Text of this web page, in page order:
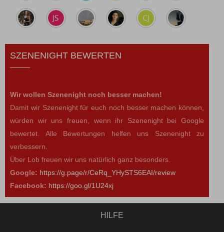
SZENENIGHT BEWERTEN
Wir wollen Szenenight noch besser machen!
Damit wir Szenenight für euch noch besser machen können,
würden wir uns freuen, wenn ihr Szenenight bei Google
bewertet. Alle Bewertungen helfen uns Szenenight zu
verbessern.
Über Lob freuen wir uns natürlich ganz besonders.
Google: https://g.page/r/CeRq_YHySTS6EAI/review
Facebook: https://goo.gl/1U24xj
HILFE